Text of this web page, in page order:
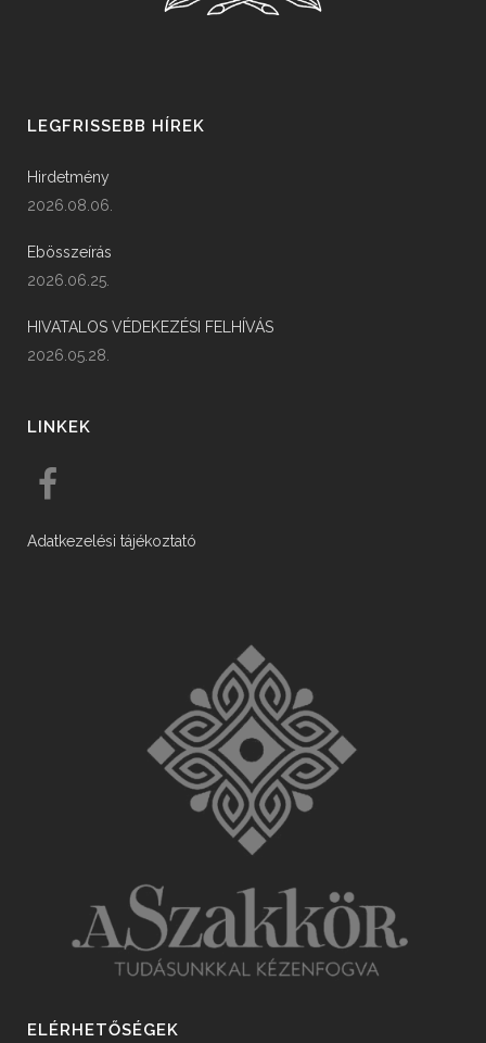
LEGFRISSEBB HÍREK
Hirdetmény
2026.08.06.
Ebösszeírás
2026.06.25.
HIVATALOS VÉDEKEZÉSI FELHÍVÁS
2026.05.28.
LINKEK
Adatkezelési tájékoztató
ELÉRHETŐSÉGEK